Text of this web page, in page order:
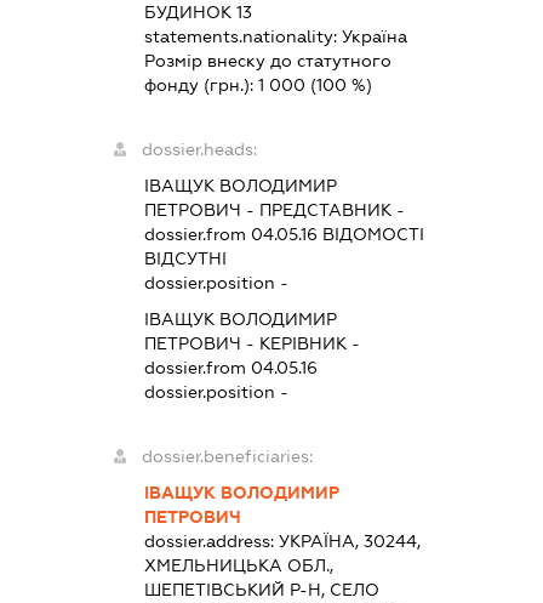
БУДИНОК 13
statements.nationality:Україна
Розмір внеску до статутного
фонду (грн.):1 000 (100 %)
dossier.heads:
ІВАЩУК ВОЛОДИМИР
ПЕТРОВИЧ - ПРЕДСТАВНИК -
dossier.from 04.05.16 ВІДОМОСТІ
ВІДСУТНІ
dossier.position -
ІВАЩУК ВОЛОДИМИР
ПЕТРОВИЧ - КЕРІВНИК -
dossier.from 04.05.16
dossier.position -
dossier.beneficiaries:
ІВАЩУК ВОЛОДИМИР
ПЕТРОВИЧ
dossier.address:УКРАЇНА, 30244,
ХМЕЛЬНИЦЬКА ОБЛ.,
ШЕПЕТІВСЬКИЙ Р-Н, СЕЛО